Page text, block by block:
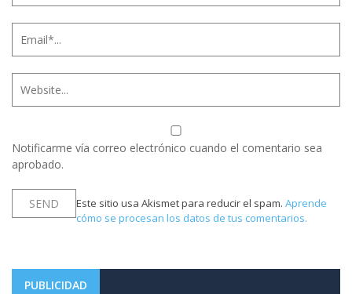
Notificarme vía correo electrónico cuando el comentario sea
aprobado.
Este sitio usa Akismet para reducir el spam. Aprende
cómo se procesan los datos de tus comentarios.
PUBLICIDAD